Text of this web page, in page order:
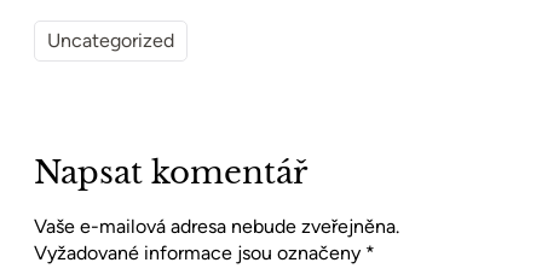
Uncategorized
Napsat komentář
Vaše e-mailová adresa nebude zveřejněna.
Vyžadované informace jsou označeny *